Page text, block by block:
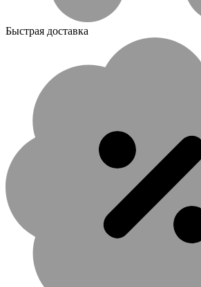
Быстрая доставка